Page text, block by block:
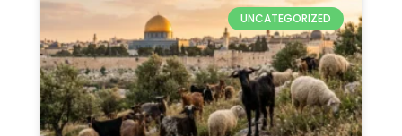
UNCATEGORIZED